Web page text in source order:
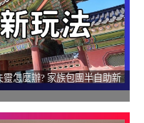
怎麼辦? 家族包團半自助新